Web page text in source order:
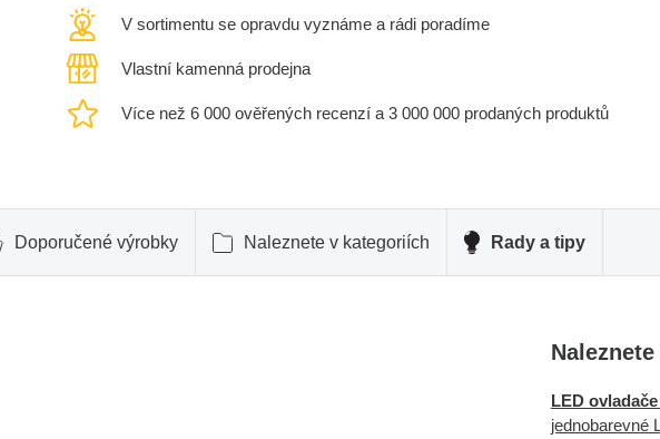
V sortimentu se opravdu vyznáme a rádi poradíme
Vlastní kamenná prodejna
Více než 6 000 ověřených recenzí a 3 000 000 prodaných produktů
Doporučené výrobky Naleznete v kategoriích Rady a tipy
LED ovladače
jednobarevné